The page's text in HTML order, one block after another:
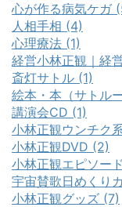
心が作る病気ケガ
人相手相 (4)
心理療法 (1)
経営小林正観｜経
斎灯サトル (1)
絵本・本（サトル
講演会CD (1)
小林正観ウンチク
小林正観DVD (2)
小林正観エピソー
宇宙賛歌日めくり
小林正観グッズ (7)